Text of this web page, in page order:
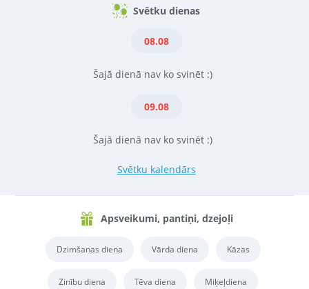
Svētku dienas
08.08
Šajā dienā nav ko svinēt :)
09.08
Šajā dienā nav ko svinēt :)
Svētku kalendārs
Apsveikumi, pantiņi, dzejoļi
Dzimšanas diena Vārda diena Kāzas
Zinību diena Tēva diena Miķeļdiena